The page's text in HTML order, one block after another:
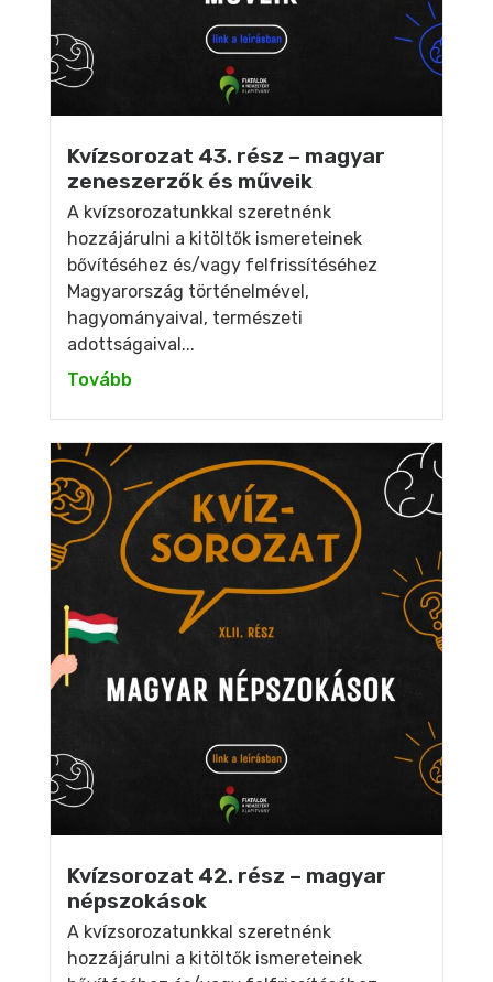
Kvízsorozat 43. rész – magyar
zeneszerzők és műveik
A kvízsorozatunkkal szeretnénk
hozzájárulni a kitöltők ismereteinek
bővítéséhez és/vagy felfrissítéséhez
Magyarország történelmével,
hagyományaival, természeti
adottságaival...
Tovább
Kvízsorozat 42. rész – magyar
népszokások
A kvízsorozatunkkal szeretnénk
hozzájárulni a kitöltők ismereteinek